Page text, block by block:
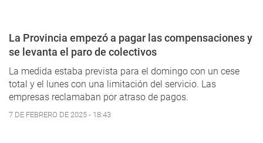
La Provincia empezó a pagar las compensaciones y
se levanta el paro de colectivos
La medida estaba prevista para el domingo con un cese
total y el lunes con una limitación del servicio. Las
empresas reclamaban por atraso de pagos.
7 DE FEBRERO DE 2025 - 18:43